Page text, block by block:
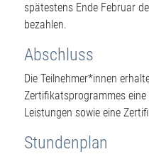
spätestens Ende Februar
bezahlen.
Abschluss
Die Teilnehmer*innen
Zertifikatsprogrammes
Leistungen sowie eine
Stundenplan